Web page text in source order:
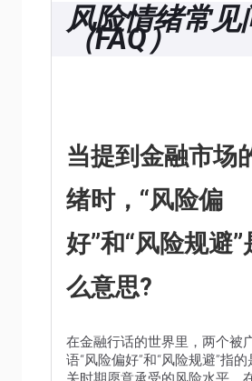
风险情绪常见
（FAQ）
当提到金融市场
绪时，“风险偏
好”和“风险规避”
么意思?
在金融行话的世界里，两个被
语“风险偏好”和“风险规避”指